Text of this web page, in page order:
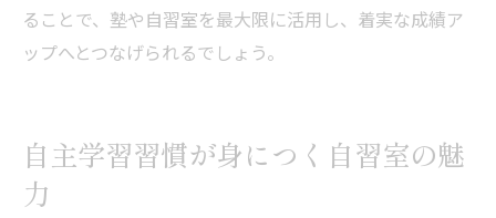
ることで、塾や自習室を最大限に活用し、着実な成績ア
ップへとつなげられるでしょう。
自主学習習慣が身につく自習室の魅
力